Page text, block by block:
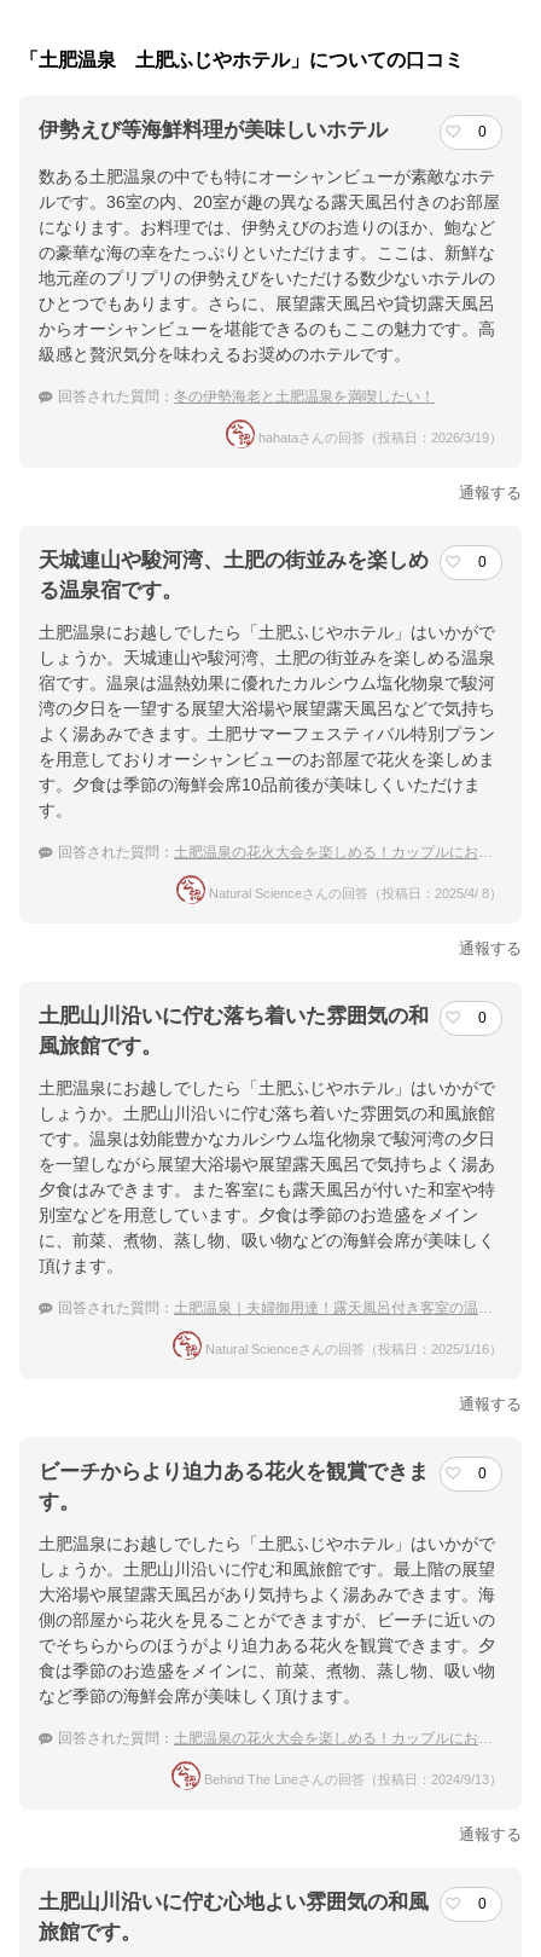
チェックアウ
10:00
新東名・長泉沼津IC-縦貫道-中央道・修善寺道-R136にて65分/修
善寺駅-東海バス松崎行45分土肥温泉バス停徒歩２分
提供：楽天トラベル
楽天トラベルで
ホテル詳細を詳しく見る
「土肥温泉 土肥ふじやホテル」についての口コミ
伊勢えび等海鮮料理が美味しいホテル 0
数ある土肥温泉の中でも特にオーシャンビューが素敵なホテ
ルです。36室の内、20室が趣の異なる露天風呂付きのお部屋
になります。お料理では、伊勢えびのお造りのほか、鮑など
の豪華な海の幸をたっぷりといただけます。ここは、新鮮な
地元産のプリプリの伊勢えびをいただける数少ないホテルの
ひとつでもあります。さらに、展望露天風呂や貸切露天風呂
からオーシャンビューを堪能できるのもここの魅力です。高
級感と贅沢気分を味わえるお奨めのホテルです。
回答された質問： 冬の伊勢海老と土肥温泉を満喫したい！
hahataさんの回答（投稿日：2026/3/19）
通報する
天城連山や駿河湾、土肥の街並みを楽しめ
る温泉宿です。
0
土肥温泉にお越しでしたら「土肥ふじやホテル」はいかがで
しょうか。天城連山や駿河湾、土肥の街並みを楽しめる温泉
宿です。温泉は温熱効果に優れたカルシウム塩化物泉で駿河
湾の夕日を一望する展望大浴場や展望露天風呂などで気持ち
よく湯あみできます。土肥サマーフェスティバル特別プラン
を用意しておりオーシャンビューのお部屋で花火を楽しめま
す。夕食は季節の海鮮会席10品前後が美味しくいただけま
す。
回答された質問： 土肥温泉の花火大会を楽しめる！カップルにおすすめの温泉宿は？
Natural Scienceさんの回答（投稿日：2025/4/ 8）
通報する
土肥山川沿いに佇む落ち着いた雰囲気の和
風旅館です。
0
土肥温泉にお越しでしたら「土肥ふじやホテル」はいかがで
しょうか。土肥山川沿いに佇む落ち着いた雰囲気の和風旅館
です。温泉は効能豊かなカルシウム塩化物泉で駿河湾の夕日
を一望しながら展望大浴場や展望露天風呂で気持ちよく湯あ
夕食はみできます。また客室にも露天風呂が付いた和室や特
別室などを用意しています。夕食は季節のお造盛をメイン
に、前菜、煮物、蒸し物、吸い物などの海鮮会席が美味しく
頂けます。
回答された質問： 土肥温泉｜夫婦御用達！露天風呂付き客室の温泉宿は？
Natural Scienceさんの回答（投稿日：2025/1/16）
通報する
ビーチからより迫力ある花火を観賞できま
す。
0
土肥温泉にお越しでしたら「土肥ふじやホテル」はいかがで
しょうか。土肥山川沿いに佇む和風旅館です。最上階の展望
大浴場や展望露天風呂があり気持ちよく湯あみできます。海
側の部屋から花火を見ることができますが、ビーチに近いの
でそちらからのほうがより迫力ある花火を観賞できます。夕
食は季節のお造盛をメインに、前菜、煮物、蒸し物、吸い物
など季節の海鮮会席が美味しく頂けます。
回答された質問： 土肥温泉の花火大会を楽しめる！カップルにおすすめの温泉宿は？
Behind The Lineさんの回答（投稿日：2024/9/13）
通報する
土肥山川沿いに佇む心地よい雰囲気の和風
旅館です。
0